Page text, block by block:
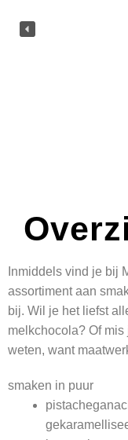
Inmiddels vind je bij
assortiment aan
bij. Wil je het liefst
melkchocola? Of
weten, want
smaken in puur